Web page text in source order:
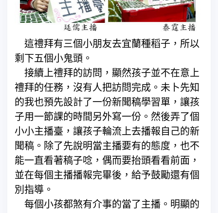
這禮拜有三個小朋友去宜蘭種稻子，所以
剩下五個小鬼頭。
接續上禮拜的訪問，顯然孩子並不在意上
禮拜的任務，沒有人把訪問完成。未卜先知
的我也預先設計了一份新聞稿學習單，讓孩
子用一節課的時間另外寫一份。然後弄了個
小小主播臺，讓孩子輪流上去播報自己的新
聞稿。除了先說明當主播要有的態度，也不
能一直看著稿子唸，偶而要抬頭看看前面，
並在每個主播播報完畢後，給予鼓勵還有個
別指導。
每個小孩都煞有介事的當了主播。明顯的